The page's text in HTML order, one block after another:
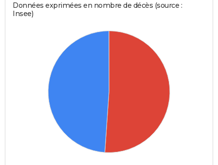
Données exprimées en nombre de décès (source :
Insee)